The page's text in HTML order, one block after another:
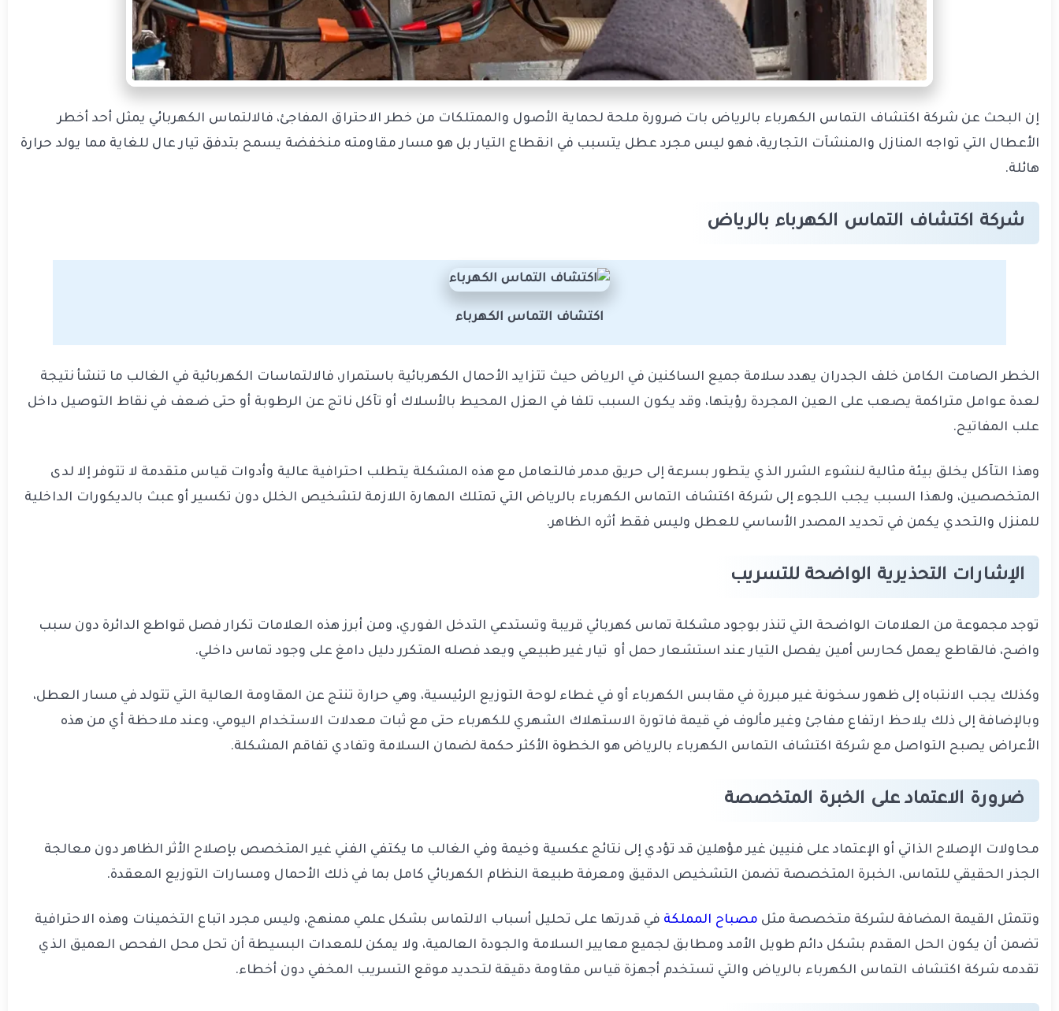
إن البحث عن شركة اكتشاف التماس الكهرباء بالرياض بات ضرورة ملحة لحماية الأصول والممتلكات من خطر الاحتراق المفاجئ، فالالتماس الكهربائي يمثل أحد أخطر
الأعطال التي تواجه المنازل والمنشآت التجارية، فهو ليس مجرد عطل يتسبب في انقطاع التيار بل هو مسار مقاومته منخفضة يسمح بتدفق تيار عال للغاية مما يولد حرارة
هائلة.
شركة اكتشاف التماس الكهرباء بالرياض
اكتشاف التماس الكهرباء
الخطر الصامت الكامن خلف الجدران يهدد سلامة جميع الساكنين في الرياض حيث تتزايد الأحمال الكهربائية باستمرار، فالالتماسات الكهربائية في الغالب ما تنشأ نتيجة
لعدة عوامل متراكمة يصعب على العين المجردة رؤيتها، وقد يكون السبب تلفا في العزل المحيط بالأسلاك أو تآكل ناتج عن الرطوبة أو حتى ضعف في نقاط التوصيل داخل
علب المفاتيح.
وهذا التآكل يخلق بيئة مثالية لنشوء الشرر الذي يتطور بسرعة إلى حريق مدمر فالتعامل مع هذه المشكلة يتطلب احترافية عالية وأدوات قياس متقدمة لا تتوفر إلا لدى
المتخصصين، ولهذا السبب يجب اللجوء إلى شركة اكتشاف التماس الكهرباء بالرياض التي تمتلك المهارة اللازمة لتشخيص الخلل دون تكسير أو عبث بالديكورات الداخلية
للمنزل والتحدي يكمن في تحديد المصدر الأساسي للعطل وليس فقط أثره الظاهر.
الإشارات التحذيرية الواضحة للتسريب
توجد مجموعة من العلامات الواضحة التي تنذر بوجود مشكلة تماس كهربائي قريبة وتستدعي التدخل الفوري، ومن أبرز هذه العلامات تكرار فصل قواطع الدائرة دون سبب
واضح، فالقاطع يعمل كحارس أمين يفصل التيار عند استشعار حمل أو تيار غير طبيعي ويعد فصله المتكرر دليل دامغ على وجود تماس داخلي.
وكذلك يجب الانتباه إلى ظهور سخونة غير مبررة في مقابس الكهرباء أو في غطاء لوحة التوزيع الرئيسية، وهي حرارة تنتج عن المقاومة العالية التي تتولد في مسار العطل،
وبالإضافة إلى ذلك يلاحظ ارتفاع مفاجئ وغير مألوف في قيمة فاتورة الاستهلاك الشهري للكهرباء حتى مع ثبات معدلات الاستخدام اليومي، وعند ملاحظة أي من هذه
الأعراض يصبح التواصل مع شركة اكتشاف التماس الكهرباء بالرياض هو الخطوة الأكثر حكمة لضمان السلامة وتفادي تفاقم المشكلة.
ضرورة الاعتماد على الخبرة المتخصصة
محاولات الإصلاح الذاتي أو الإعتماد على فنيين غير مؤهلين قد تؤدي إلى نتائج عكسية وخيمة وفي الغالب ما يكتفي الفني غير المتخصص بإصلاح الأثر الظاهر دون معالجة
الجذر الحقيقي للتماس، الخبرة المتخصصة تضمن التشخيص الدقيق ومعرفة طبيعة النظام الكهربائي كامل بما في ذلك الأحمال ومسارات التوزيع المعقدة.
وتتمثل القيمة المضافة لشركة متخصصة مثل مصباح المملكة في قدرتها على تحليل أسباب الالتماس بشكل علمي ممنهج، وليس مجرد اتباع التخمينات وهذه الاحترافية
تضمن أن يكون الحل المقدم بشكل دائم طويل الأمد ومطابق لجميع معايير السلامة والجودة العالمية، ولا يمكن للمعدات البسيطة أن تحل محل الفحص العميق الذي
تقدمه شركة اكتشاف التماس الكهرباء بالرياض والتي تستخدم أجهزة قياس مقاومة دقيقة لتحديد موقع التسريب المخفي دون أخطاء.